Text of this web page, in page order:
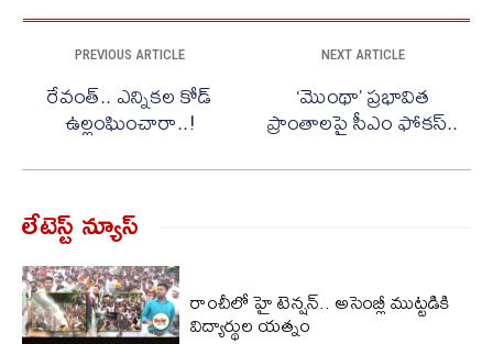
PREVIOUS ARTICLE
రేవంత్.. ఎన్నికల కోడ్
ఉల్లంఘించారా..!
NEXT ARTICLE
‘మొంథా’ ప్రభావిత
ప్రాంతాలపై సీఎం ఫోకస్..
లేటెస్ట్ న్యూస్‌
రాంచీలో హై టెన్షన్.. అసెంబ్లీ ముట్టడికి
విద్యార్థుల యత్నం